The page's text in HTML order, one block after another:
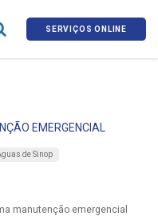
SERVIÇOS ONLINE
EMERGENCIAL
de Sinop
manutenção emergencial